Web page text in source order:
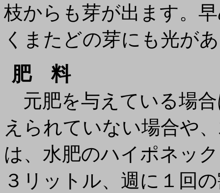
枝からも芽が出ます。
くまたどの芽にも光が
肥 料
元肥を与えている場
えられていない場合や
は、水肥のハイポネッ
３リットル、週に１回